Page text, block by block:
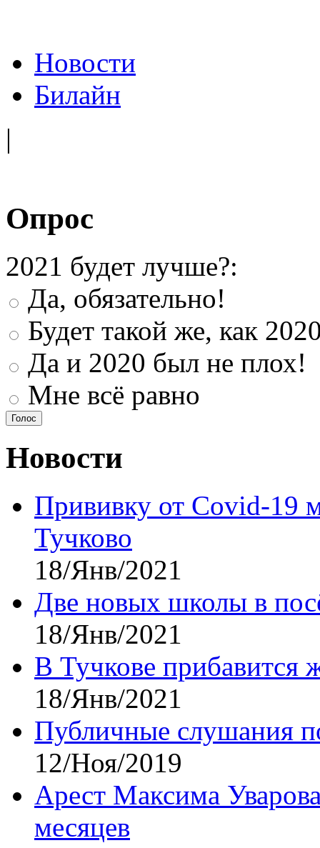
Новости
Билайн
|
Опрос
2021 будет лучше?:
Да, обязательно!
Будет такой же, как
Да и 2020 был не плох!
Мне всё равно
Новости
Прививку от Covid-19
Тучково
18/Янв/2021
Две новых школы в
18/Янв/2021
В Тучкове прибавится
18/Янв/2021
Публичные слушания
12/Ноя/2019
Арест Максима
месяцев